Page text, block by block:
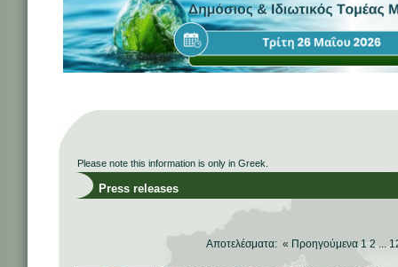
Please note this information is only in Greek.
Press releases
Αποτελέσματα: « Προηγούμενα 1 2 ...